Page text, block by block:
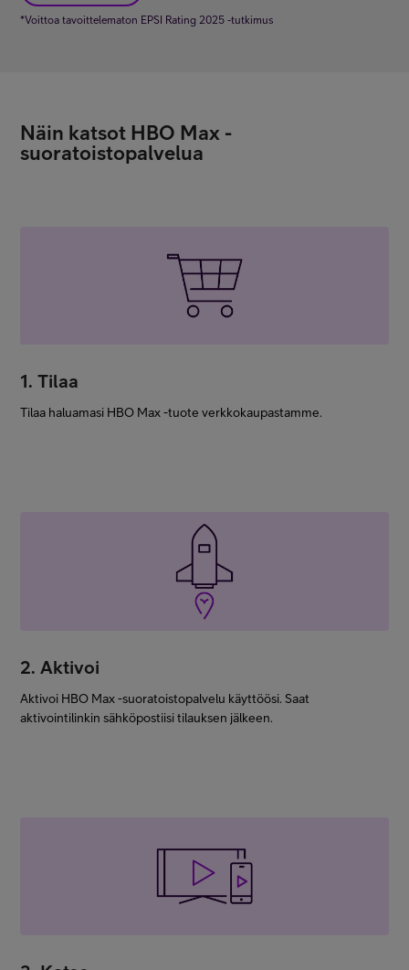
*Voittoa tavoittelematon EPSI Rating 2025 -tutkimus
Näin katsot HBO Max -
suoratoistopalvelua
1. Tilaa
Tilaa haluamasi HBO Max -tuote verkkokaupastamme.
2. Aktivoi
Aktivoi HBO Max -suoratoistopalvelu käyttöösi. Saat
aktivointilinkin sähköpostiisi tilauksen jälkeen.